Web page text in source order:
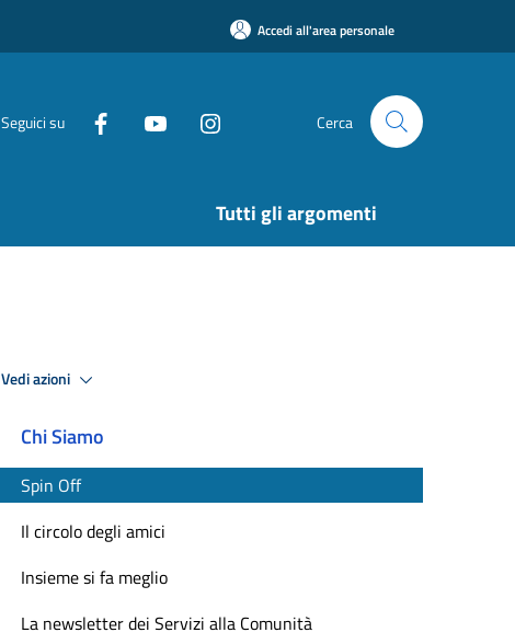
Accedi all'area personale
Seguici su Cerca
Tutti gli argomenti
Vedi azioni
Chi Siamo
Spin Off
Il circolo degli amici
Insieme si fa meglio
La newsletter dei Servizi alla Comunità